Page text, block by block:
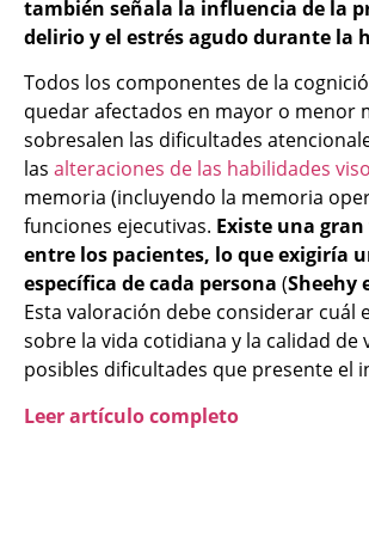
también señala la influencia de la
delirio y el estrés agudo durante la
Todos los componentes de la
quedar afectados en mayor o menor
sobresalen las dificultades
las alteraciones de las habilidades
memoria (incluyendo la memoria
funciones ejecutivas. Existe una
entre los pacientes, lo que exigiría
específica de cada persona (Sheehy
Esta valoración debe considerar cuál
sobre la vida cotidiana y la calidad de
posibles dificultades que presente el
Leer artículo completo